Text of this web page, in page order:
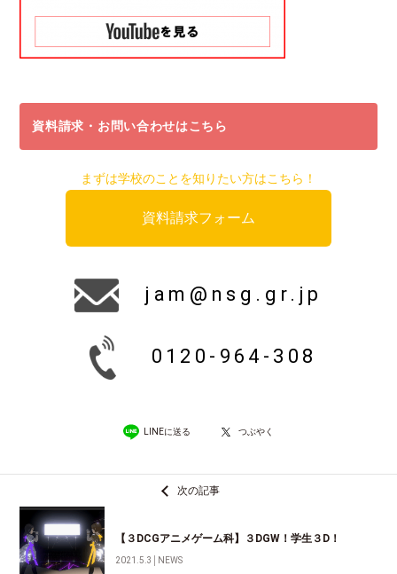
資料請求・お問い合わせはこちら
まずは学校のことを知りたい方はこちら！
資料請求フォーム
jam@nsg.gr.jp
0120-964-308
LINEに送る つぶやく
次の記事
【３DCGアニメゲーム科】３DGW！学生３D！
2021.5.3 NEWS